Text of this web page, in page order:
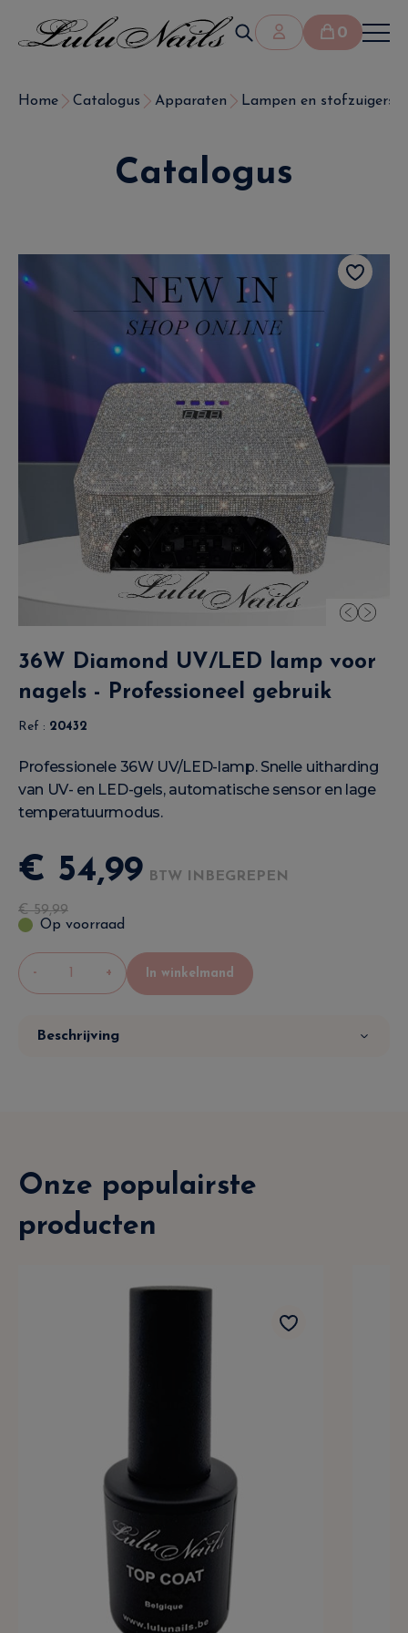
0
Home Catalogus Apparaten Lampen en stofzuigers
Catalogus
36W Diamond UV/LED lamp voor
nagels - Professioneel gebruik
Ref : 20432
Professionele 36W UV/LED-lamp. Snelle uitharding
van UV- en LED-gels, automatische sensor en lage
temperatuurmodus.
€ 54,99 BTW INBEGREPEN
€59,99
Op voorraad
- + In winkelmand
Beschrijving
Onze populairste
producten